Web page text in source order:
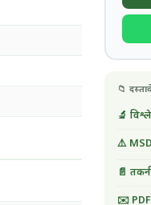
📁
🔬
⚠️
📄
✉️ PDF